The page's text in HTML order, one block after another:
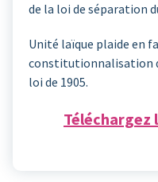
de la loi de séparation
Unité laïque plaide en
constitutionnalisation
loi de 1905.
Téléchargez